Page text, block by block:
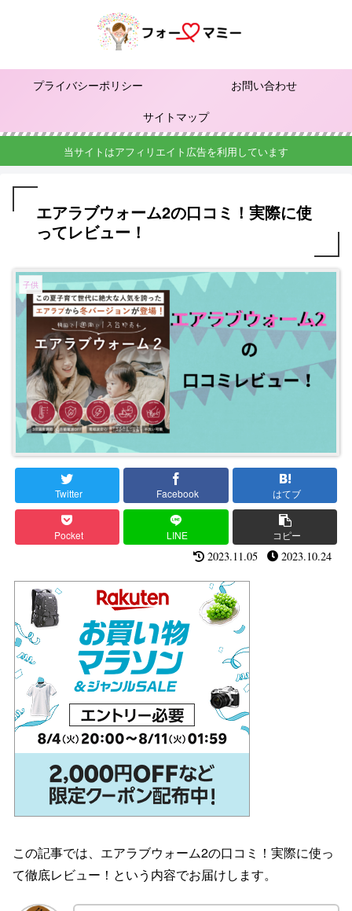
プライバシーポリシー
お問い合わせ
サイトマップ
当サイトはアフィリエイト広告を利用しています
エアラブウォーム2の口コミ！実際に使
ってレビュー！
子供
Twitter Facebook はてブ
Pocket LINE コピー
2023.11.05 2023.10.24
この記事では、エアラブウォーム2の口コミ！実際に使っ
て徹底レビュー！という内容でお届けします。